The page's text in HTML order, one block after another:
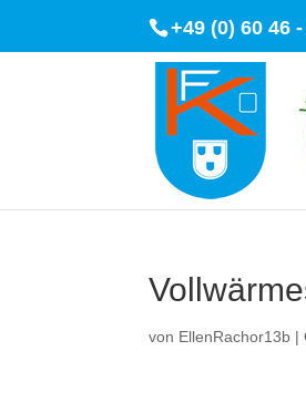
+49 (0) 60 46
von EllenRachor13b |